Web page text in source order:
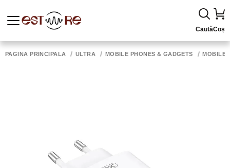
CautăCoș
PAGINA PRINCIPALĂ ULTRA MOBILE PHONES & GADGETS MOBILE